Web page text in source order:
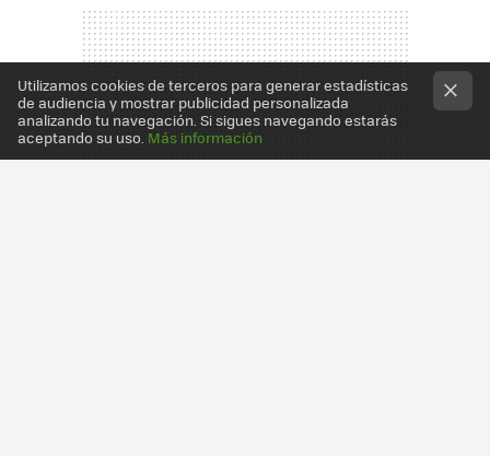
Utilizamos cookies de terceros para generar estadísticas
de audiencia y mostrar publicidad personalizada
analizando tu navegación. Si sigues navegando estarás
aceptando su uso. Más información